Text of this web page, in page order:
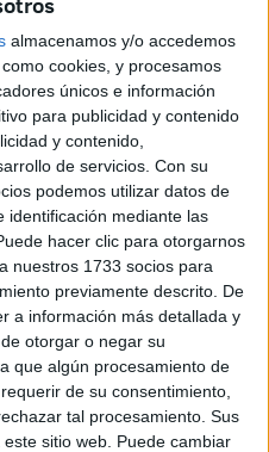
almacenamos y/o accedemos
cookies, y procesamos
únicos e información
para publicidad y contenido
y contenido,
de servicios. Con su
podemos utilizar datos de
identificación mediante las
hacer clic para otorgarnos
nuestros 1733 socios para
previamente descrito. De
a información más detallada y
otorgar o negar su
que algún procesamiento de
de su consentimiento,
tal procesamiento. Sus
sitio web. Puede cambiar
este sábadouna
en Ceuta, en la
de un español.
estuviera implicada en un
, como así finalmente fue,
viajaban5 sin papeles,
medios marroquíes, entre
había partido de las
por un ciudadano
cinco personas, entre ellas